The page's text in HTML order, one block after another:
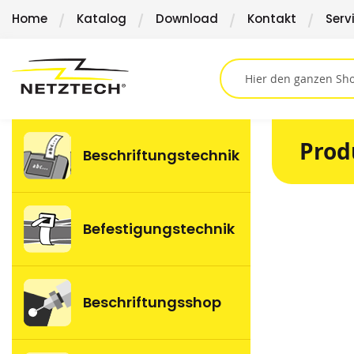
Direkt
Home Katalog Download Kontakt
Beschriftungstechnik
Befestigungstechnik
Beschriftungsshop